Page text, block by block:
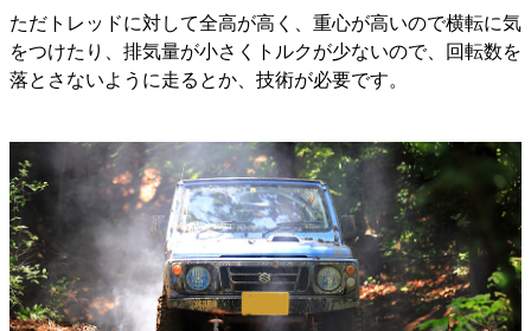
ただトレッドに対して全高が高く、重心が高いので横転に気
をつけたり、排気量が小さくトルクが少ないので、回転数を
落とさないように走るとか、技術が必要です。